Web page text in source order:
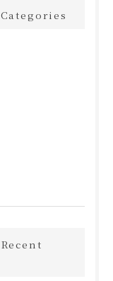
Categories
Recent